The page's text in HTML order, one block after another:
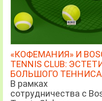
«КОФЕМАНИЯ» И
TENNIS CLUB:
БОЛЬШОГО ТЕННИСА
В рамках
сотрудничества с